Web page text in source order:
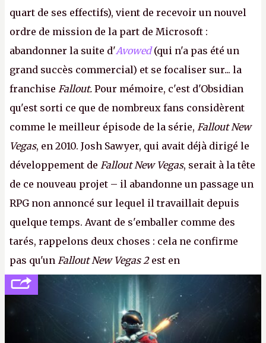
quart de ses effectifs), vient de recevoir un nouvel
ordre de mission de la part de Microsoft :
abandonner la suite d'Avowed(qui n'a pas été un
grand succès commercial) et se focaliser sur... la
franchise Fallout. Pour mémoire, c'est d'Obsidian
qu'est sorti ce que de nombreux fans considèrent
comme le meilleur épisode de la série, Fallout New
Vegas, en 2010. Josh Sawyer, qui avait déjà dirigé le
développement de Fallout New Vegas, serait à la tête
de ce nouveau projet – il abandonne un passage un
RPG non annoncé sur lequel il travaillait depuis
quelque temps. Avant de s'emballer comme des
tarés, rappelons deux choses : cela ne confirme
pas qu'un Fallout New Vegas 2est en
développement (pour ce que l'on sait, ils bossent
peut-être sur
Fallout Football ou
Fallout vs. Les
Lapins Crétins) et l'Obsidian d'aujourd'hui n'est plus
le même studio qu'il y a 15 ans. Mais bon, OK, on